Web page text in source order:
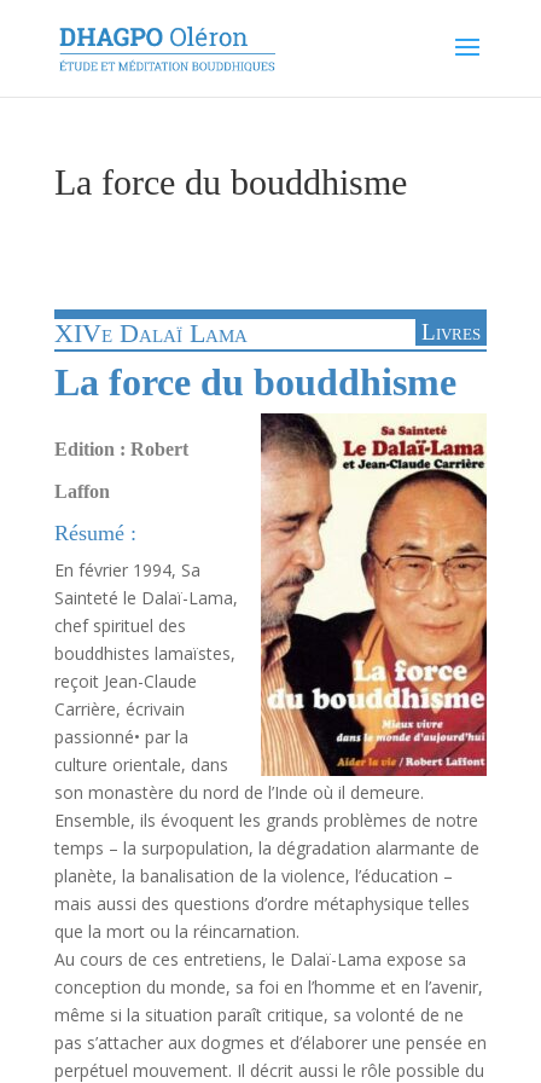
La force du bouddhisme
XIVe Dalaï Lama Livres
La force du bouddhisme
Edition : Robert
Laffon
Résumé :
En février 1994, Sa
Sainteté le Dalaï-Lama,
chef spirituel des
bouddhistes lamaïstes,
reçoit Jean-Claude
Carrière, écrivain
passionné• par la
culture orientale, dans
son monastère du nord de l’Inde où il demeure.
Ensemble, ils évoquent les grands problèmes de notre
temps – la surpopulation, la dégradation alarmante de
planète, la banalisation de la violence, l’éducation –
mais aussi des questions d’ordre métaphysique telles
que la mort ou la réincarnation.
Au cours de ces entretiens, le Dalaï-Lama expose sa
conception du monde, sa foi en l’homme et en l’avenir,
même si la situation paraît critique, sa volonté de ne
pas s’attacher aux dogmes et d’élaborer une pensée en
perpétuel mouvement. Il décrit aussi le rôle possible du